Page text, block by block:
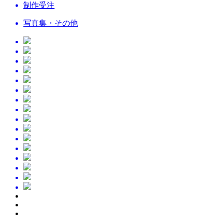
制作受注
写真集・その他